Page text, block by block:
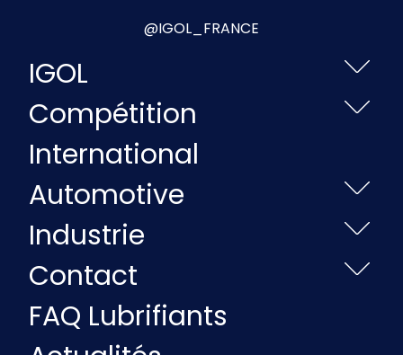
@IGOL_FRANCE
IGOL
Compétition
International
Automotive
Industrie
Contact
FAQ Lubrifiants